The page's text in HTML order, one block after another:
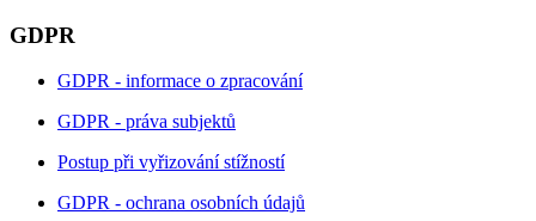
GDPR
GDPR - informace o zpracování
GDPR - práva subjektů
Postup při vyřizování stížností
GDPR - ochrana osobních údajů